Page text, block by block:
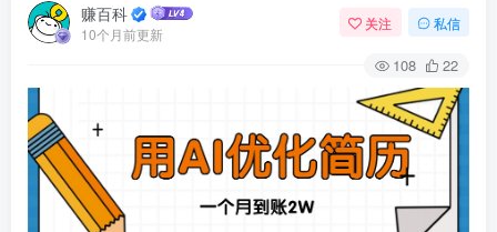
赚百科
10个月前更新
关注 私信
108 22